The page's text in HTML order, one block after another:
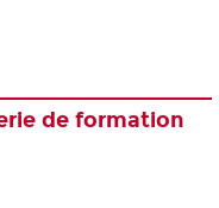
de formation